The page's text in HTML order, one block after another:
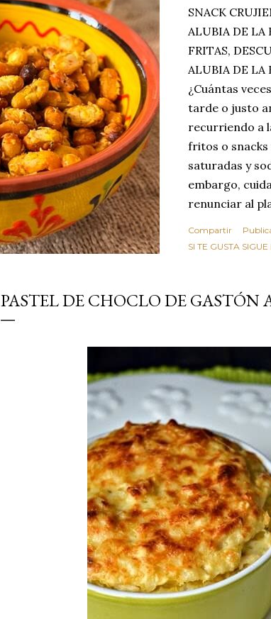
SNACK
ALUBIA DE LA
FRITAS,
ALUBIA DE LA
¿Cuántas
tarde o justo
recurriendo a
fritos o
saturadas y
embargo,
renunciar al
Estas alubias
tradicionales y
100% natural.
Compartir
SI TE GUSTA SIGUE
PASTEL DE CHOCLO DE GASTÓN